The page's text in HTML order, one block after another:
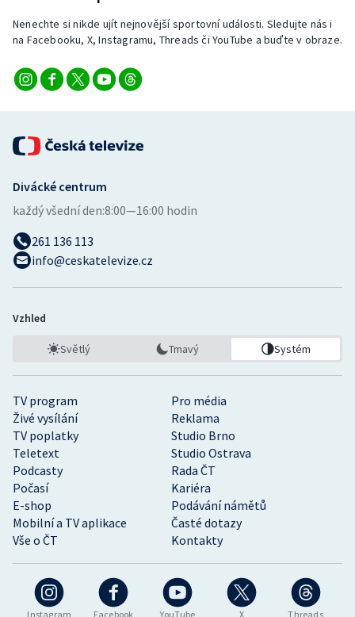
Nenechte si nikde ujít nejnovější sportovní události. Sledujte nás i
na Facebooku, X, Instagramu, Threads či YouTube a buďte v obraze.
Instagram Facebook YouTube X Threads
TV program
Pro média
Živé vysílání
Reklama
TV poplatky
Studio Brno
Teletext
Studio Ostrava
Podcasty
Rada ČT
Počasí
Kariéra
E-shop
Podávání námětů
Mobilní a TV aplikace
Časté dotazy
Vše o ČT
Kontakty
Divácké centrum
každý všední den:8:00—16:00 hodin
261 136 113
info@ceskatelevize.cz
Vzhled
Světlý Tmavý Systém